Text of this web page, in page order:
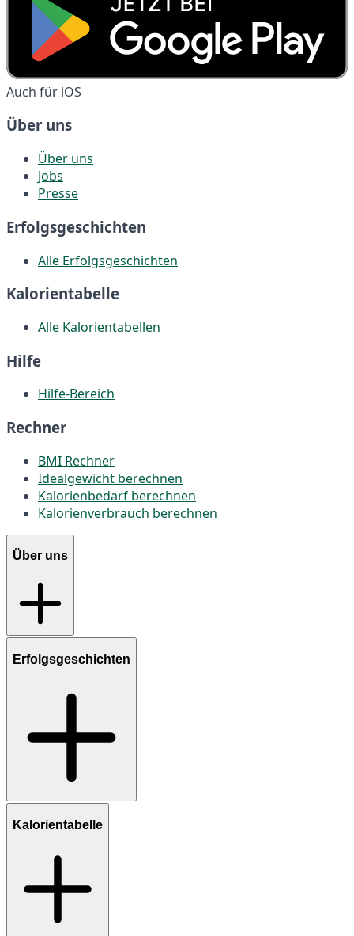
Auch für iOS
Über uns
Über uns
Jobs
Presse
Erfolgsgeschichten
Alle Erfolgsgeschichten
Kalorientabelle
Alle Kalorientabellen
Hilfe
Hilfe-Bereich
Rechner
BMI Rechner
Idealgewicht berechnen
Kalorienbedarf berechnen
Kalorienverbrauch berechnen
Über uns
Erfolgsgeschichten
Kalorientabelle